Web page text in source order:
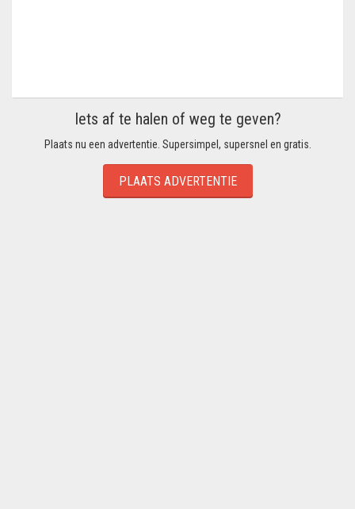
Iets af te halen of weg te geven?
Plaats nu een advertentie. Supersimpel, supersnel en gratis.
PLAATS ADVERTENTIE